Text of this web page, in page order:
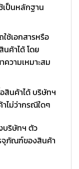
เป็นหลักฐาน
ช้เอกสารหรือ
ค้าได้ โดย
วามเหมาะสม
สินค้าได้ บริษัทฯ
ไม่ว่ากรณีใดๆ
บริษัทฯ ตัว
จุภัณฑ์ของสินค้า